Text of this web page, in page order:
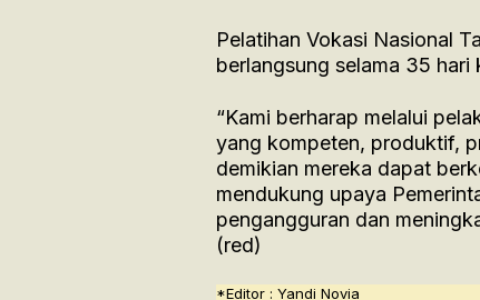
Pelatihan Vokasi Nasional
berlangsung selama 35
“Kami berharap melalui
yang kompeten, produktif,
demikian mereka dapat
mendukung upaya
pengangguran dan
(red)
*Editor : Yandi Novia